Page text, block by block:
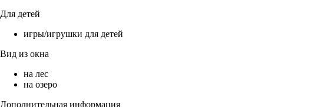
Для детей
игры/игрушки для детей
Вид из окна
на лес
на озеро
Дополнительная информация